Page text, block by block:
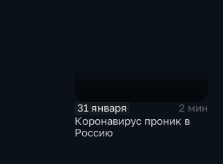
31 января
2 мин
Коронавирус проник в
Россию